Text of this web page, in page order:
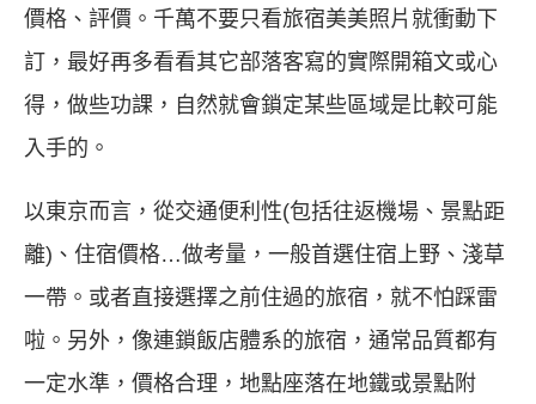
價格、評價。千萬不要只看旅宿美美照片就衝動下
訂，最好再多看看其它部落客寫的實際開箱文或心
得，做些功課，自然就會鎖定某些區域是比較可能
入手的。
以東京而言，從交通便利性(包括往返機場、景點距
離)、住宿價格…做考量，一般首選住宿上野、淺草
一帶。或者直接選擇之前住過的旅宿，就不怕踩雷
啦。另外，像連鎖飯店體系的旅宿，通常品質都有
一定水準，價格合理，地點座落在地鐵或景點附